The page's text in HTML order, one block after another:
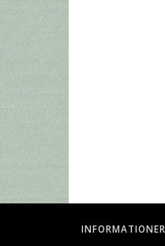
INFORMATIONER